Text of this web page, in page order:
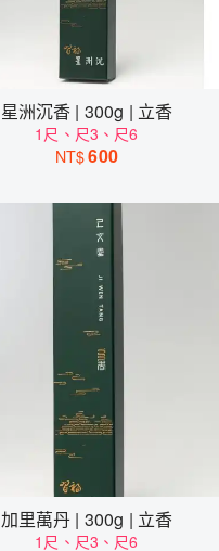
星洲沉香 | 300g | 立香
1尺、尺3、尺6
NT$600
加里萬丹 | 300g | 立香
1尺、尺3、尺6